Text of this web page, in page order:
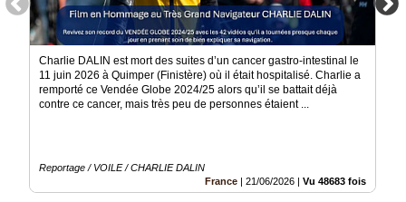
Agenda
Gazette
Vidéos
Médias
Prémium
Charlie DALIN est mort des suites d’un cancer gastro-intestinal le
11 juin 2026 à Quimper (Finistère) où il était hospitalisé. Charlie a
remporté ce Vendée Globe 2024/25 alors qu’il se battait déjà
contre ce cancer, mais très peu de personnes étaient ...
Reportage / VOILE / CHARLIE DALIN
France
21/06/2026 Vu 48683 fois